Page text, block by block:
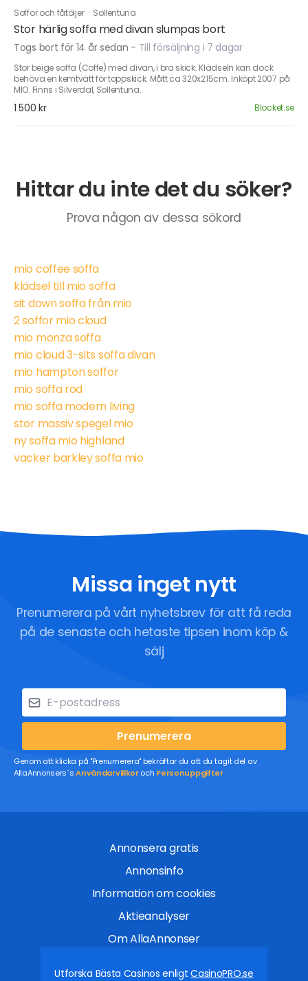
Soffor och fåtöljer · Sollentuna
Stor härlig soffa med divan slumpas bort
Togs bort för 14 år sedan - Till försäljning i 7 dagar
Stor beige soffa (Coffe) med divan, i bra skick. Klädseln kan dock
behöva en kemtvätt för toppskick. Mått ca 320x215cm. Inköpt 2007 på
MIO. Finns i Silverdal, Sollentuna.
1 500 kr Blocket.se
Hittar du inte det du söker?
Prova någon av dessa sökord
mio coffee soffa
klädsel till mio soffa
sit down soffa från mio
2 soffor mio cloud
mio monza soffa
mio cloud 3-sits soffa divan
mio hampton soffor
mio soffa röd
mio soffa modern living
stor massiv spegel mio
ny soffa mio highland
vacker barkley soffa mio
Missa inget nytt
Prenumerera på vårt nyhetsbrev för att få reda
på de senaste och hetaste tipsen inom köp &
sälj
Prenumerera
Genom att klicka på "Prenumerera" bekräftar du att du tagit del av
AllaAnnonsers´sAnvändarvillkoroch Personuppgifter
Annonsera gratis
Annonsinfo
Information om cookies
Aktieanalyser
Om AllaAnnonser
Utforska Bästa Casinos enligtCasinoPRO.se